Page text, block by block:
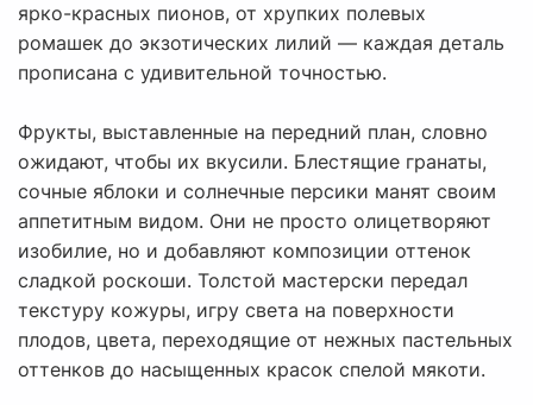
ярко-красных пионов, от хрупких полевых
ромашек до экзотических лилий — каждая деталь
прописана с удивительной точностью.
Фрукты, выставленные на передний план, словно
ожидают, чтобы их вкусили. Блестящие гранаты,
сочные яблоки и солнечные персики манят своим
аппетитным видом. Они не просто олицетворяют
изобилие, но и добавляют композиции оттенок
сладкой роскоши. Толстой мастерски передал
текстуру кожуры, игру света на поверхности
плодов, цвета, переходящие от нежных пастельных
оттенков до насыщенных красок спелой мякоти.